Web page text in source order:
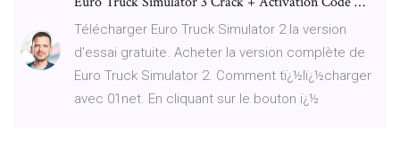
Télécharger Euro Truck Simulator 2 la version
d'essai gratuite. Acheter la version complète de
Euro Truck Simulator 2. Comment tï¿½lï¿½charger
avec 01net. En cliquant sur le bouton ï¿½